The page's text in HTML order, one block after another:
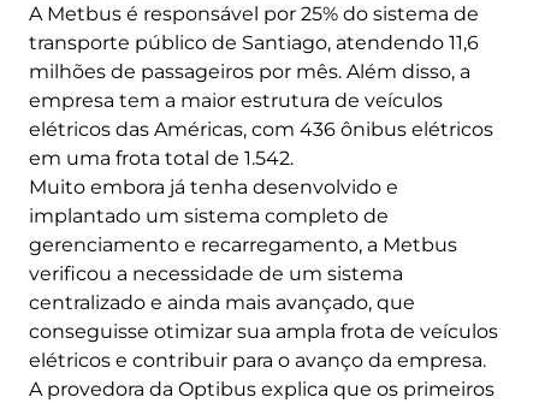
A Metbus é responsável por 25% do sistema de
transporte público de Santiago, atendendo 11,6
milhões de passageiros por mês. Além disso, a
empresa tem a maior estrutura de veículos
elétricos das Américas, com 436 ônibus elétricos
em uma frota total de 1.542.
Muito embora já tenha desenvolvido e
implantado um sistema completo de
gerenciamento e recarregamento, a Metbus
verificou a necessidade de um sistema
centralizado e ainda mais avançado, que
conseguisse otimizar sua ampla frota de veículos
elétricos e contribuir para o avanço da empresa.
A provedora da Optibus explica que os primeiros